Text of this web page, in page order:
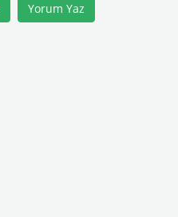
Yorum Yaz